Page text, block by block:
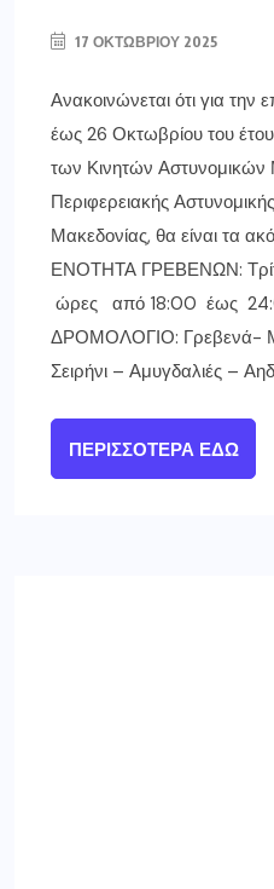
17 ΟΚΤΩΒΡΊΟΥ 2025
Ανακοινώνεται ότι για
έως 26 Οκτωβρίου του
των Κινητών Αστυνομικών
Περιφερειακής
Μακεδονίας, θα είναι τα
ΕΝΟΤΗΤΑ ΓΡΕΒΕΝΩΝ:
ώρες από 18:00 έως
ΔΡΟΜΟΛΟΓΙΟ: Γρεβενά-
Σειρήνι – Αμυγδαλιές –
ΠΕΡΙΣΣΌΤΕΡΑ ΕΔΏ